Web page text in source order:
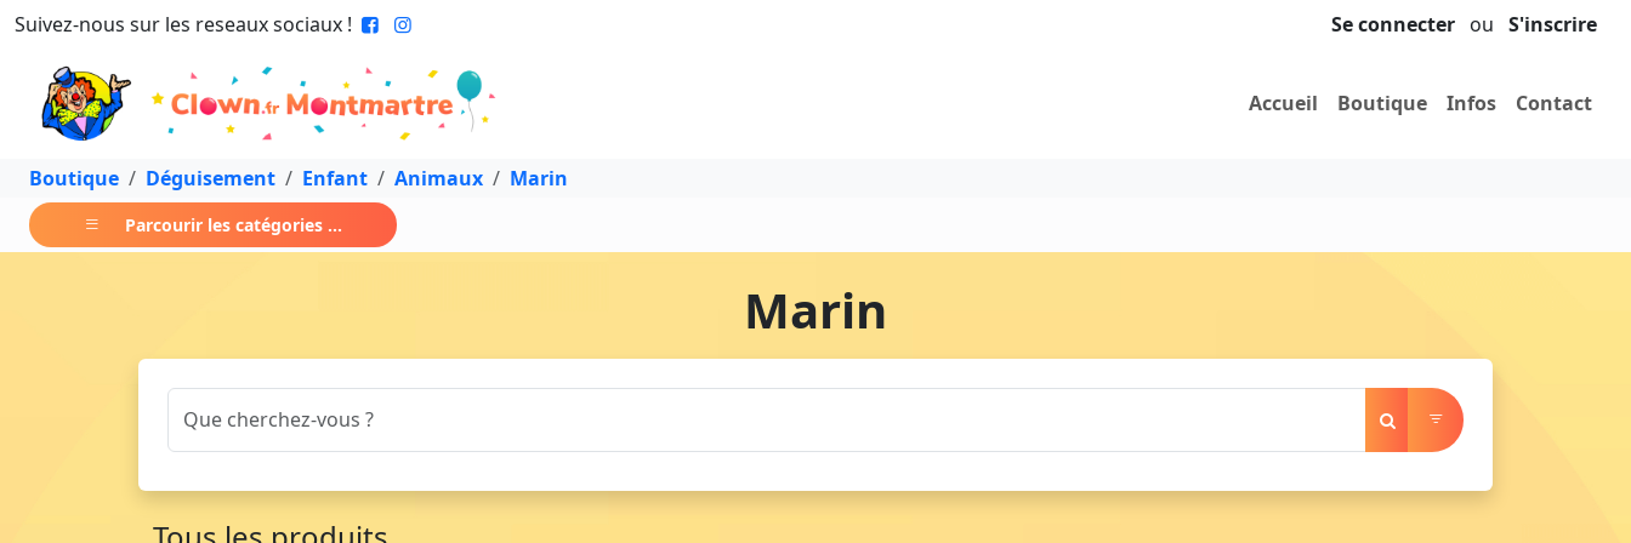
Suivez-nous sur les reseaux sociaux ! Se connecter ou S'inscrire
Accueil Boutique Infos Contact
Boutique Déguisement Enfant Animaux Marin
Parcourir les catégories ...
Marin